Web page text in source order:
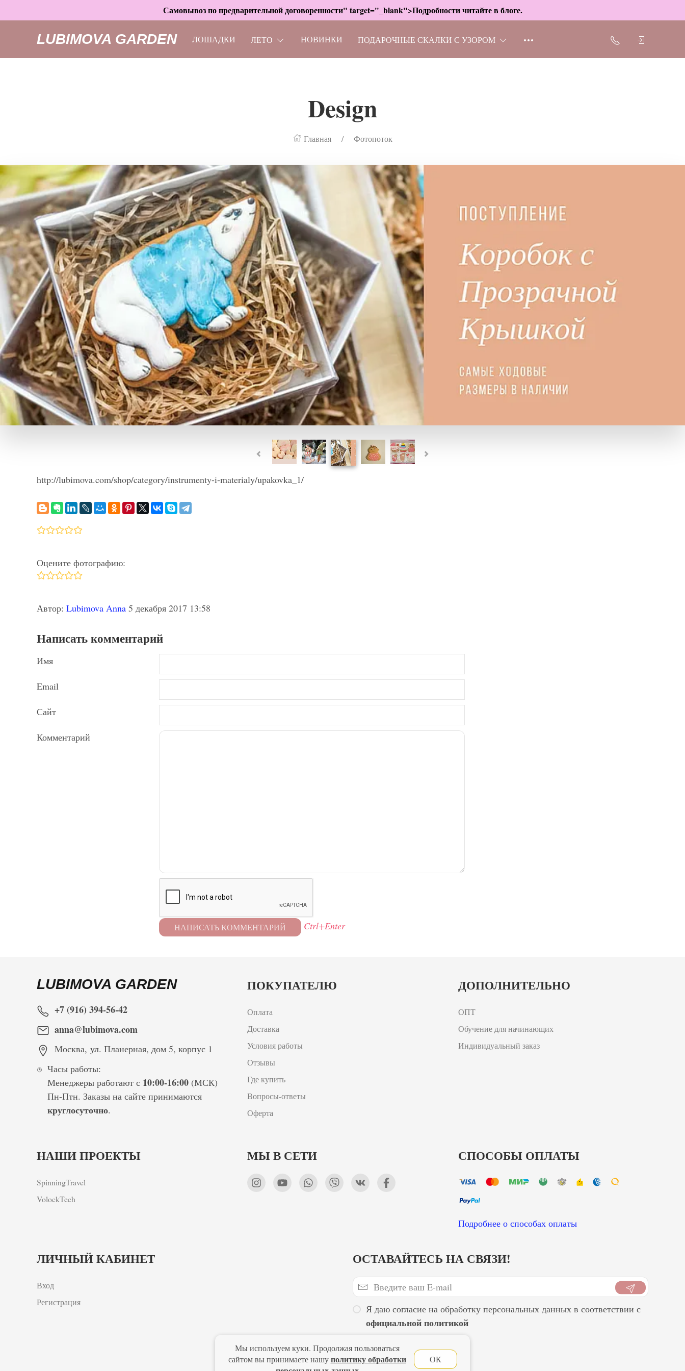
Самовывоз по предварительной договоренности" target="_blank">Подробности читайте в блоге.
LUBIMOVA GARDEN ЛОШАДКИ ЛЕТО НОВИНКИ ПОДАРОЧНЫЕ СКАЛКИ С УЗОРОМ
Design
Главная Фотопоток
http://lubimova.com/shop/category/instrumenty-i-materialy/upakovka_1/
Оцените фотографию:
Автор: Lubimova Anna 5 декабря 2017 13:58
Написать комментарий
Имя
Email
Сайт
Комментарий
Ctrl+Enter
LUBIMOVA GARDEN
+7 (916) 394-56-42
anna@lubimova.com
Москва, ул. Планерная, дом 5, корпус 1
Часы работы:
Менеджеры работают с 10:00-16:00 (МСК)
Пн-Птн. Заказы на сайте принимаются
круглосуточно.
ПОКУПАТЕЛЮ
Оплата
Доставка
Условия работы
Отзывы
Где купить
Вопросы-ответы
Оферта
ДОПОЛНИТЕЛЬНО
ОПТ
Обучение для начинающих
Индивидуальный заказ
НАШИ ПРОЕКТЫ
SpinningTravel
VolockTech
МЫ В СЕТИ СПОСОБЫ ОПЛАТЫ
Подробнее о способах оплаты
ЛИЧНЫЙ КАБИНЕТ
Вход
Регистрация
ОСТАВАЙТЕСЬ НА СВЯЗИ!
Я даю согласие на обработку персональных данных в соответствии с
официальной политикой
Главная Политика конфиденциальности Оферта Новости
Мы используем куки. Продолжая пользоваться
сайтом вы принимаете нашуполитику обработки
ОК